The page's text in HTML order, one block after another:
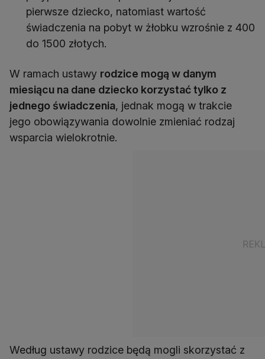
pierwsze dziecko, natomiast wartość
świadczenia na pobyt w żłobku wzrośnie z 400
do 1500 złotych.
W ramach ustawy rodzice mogą w danym
miesiącu na dane dziecko korzystać tylko z
jednego świadczenia, jednak mogą w trakcie
jego obowiązywania dowolnie zmieniać rodzaj
wsparcia wielokrotnie.
Według ustawy rodzice będą mogli skorzystać z